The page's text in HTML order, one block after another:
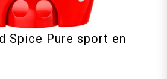
Spice Pure sport en